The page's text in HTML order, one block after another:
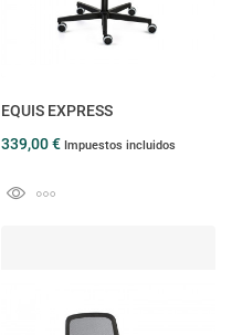
EQUIS EXPRESS
339,00 € Impuestos incluidos